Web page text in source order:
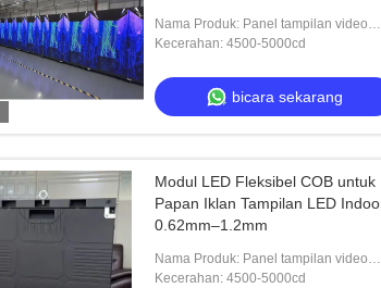
Nama Produk: Panel tampilan video
LED
Kecerahan: 4500-5000cd
bicara sekarang
Modul LED Fleksibel COB untuk
Papan Iklan Tampilan LED
0.62mm–1.2mm
Nama Produk: Panel tampilan video
LED
Kecerahan: 4500-5000cd